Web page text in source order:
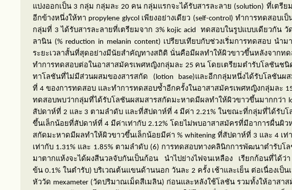
แบ่งออกเป็น 3 กลุ่ม กลุ่มละ20 คน กลุ่มแรกจะได้รับสารละลาย (solution) ที่เตรีย
อีกข้างหนึ่งให้ทา propylene glycolเพียงอย่างเดียว (self-control) ทำการทดสอบเป็
กลุ่มที่ 3 ได้รับสารละลายที่เตรียมจาก 3% kojic acid ทดสอบในรูปแบบเดียวกัน
ลานิน (% reduction in melanin content) เปรียบเทียบกับช่วงเริ่มการทดสอบ นำ
ระยะเวลาสั้นที่สุดอย่างมีนัยสำคัญทางสถิติ นั่นคือมีผลทำให้ผิวขาวขึ้นหลังจากท
ทำการทดสอบต่อในอาสาสมัครเพศหญิงกลุ่มละ 25 คน โดยเตรียมตำรับโลชันชนิ
ทาโลชันที่ไม่มีส่วนผสมของสารสกัด (lotion base)และอีกกลุ่มหนึ่งได้รับโลชันผ
ที่ 4 ของการทดสอบ และทำการทดสอบซ้ำอีกครั้งในอาสาสมัครเพศหญิงกลุ่มละ 1
ทดสอบพบว่ากลุ่มที่ได้รับโลชันผสมสารสกัดมะหาดมีผลทำให้ผิวขาวขึ้นมากกว่า
สัปดาห์ที่ 2 และ 3 ตามลำดับ และที่สัปดาห์ที่ 4 มีค่า 2.21% ในขณะที่กลุ่มที่ได้รับโ
ขึ้นเล็กน้อยที่สัปดาห์ที่4 มีค่าเท่ากับ2.12% โดยไม่พบอาสาสมัครที่มีอาการผื่นผิว
สกัดมะหาดมีผลทำให้ผิวขาวขึ้นเล็กน้อยมีค่า %whiteningที่สัปดาห์ที่ 3 และ4 เท่
เท่ากับ 1.31% และ 1.85% ตามลำดับ (6) การทดสอบทางคลินิกการพัฒนาตำรับโ
มาตากแห้งจะได้ผงสีนวลจับกันเป็นก้อน นำไปย่างไฟจนเหลือง เรียกก้อนที่ไ
ข้น 0.1% ในตำรับ) บริเวณต้นแขนด้านนอก วันละ 2 ครั้ง เช้าและเย็น ต่อเนื่องเป็น
หัววัด mexameter (วัดปริมาณเม็ดสีเมลิน) ก่อนและหลังใช้โลชัน รวมทั้งให้อาสา